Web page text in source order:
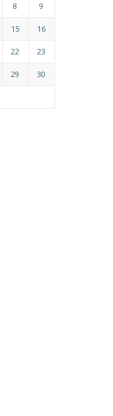
8 9
15 16
22 23
29 30